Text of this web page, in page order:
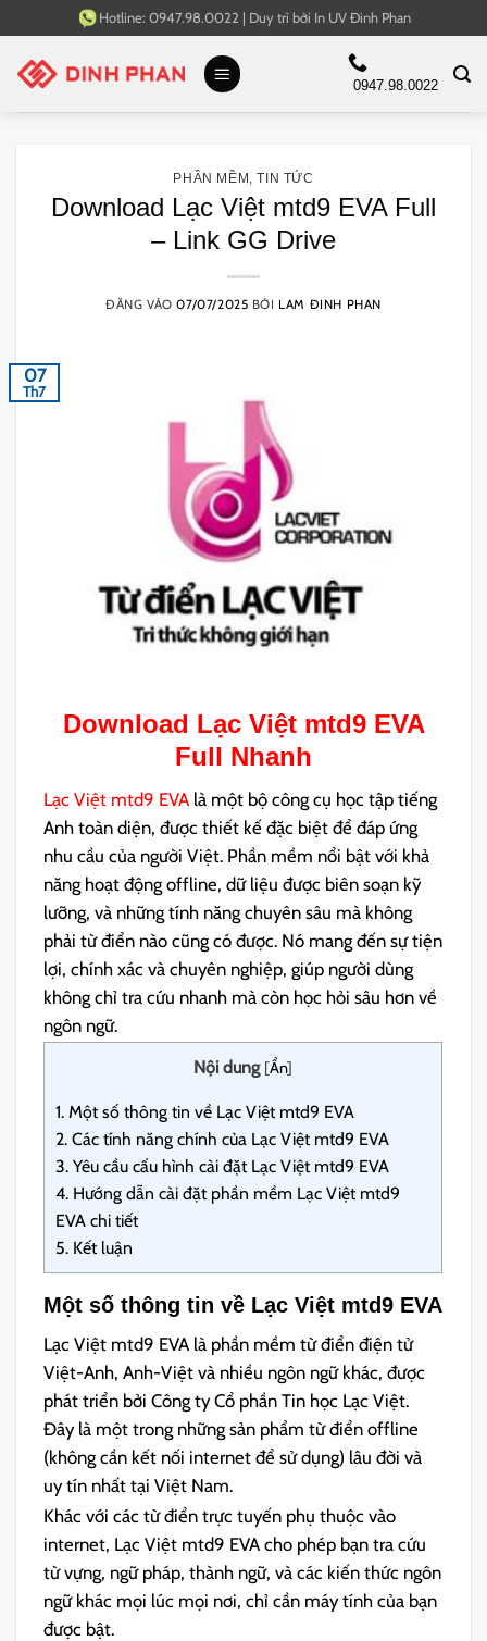
qua
nội
Hotline: 0947.98.0022 | Duy trì bởi In UV Đinh Phan
0947.98.0022
PHẦN MỀM ,TIN TỨC
Download Lạc Việt mtd9 EVA Full
– Link GG Drive
ĐĂNG VÀO07/07/2025 BỞI LAM ĐINH PHAN
07
Th7
Download Lạc Việt mtd9 EVA
Full Nhanh
Lạc Việt mtd9 EVA là một bộ công cụ học tập tiếng
Anh toàn diện, được thiết kế đặc biệt để đáp ứng
nhu cầu của người Việt. Phần mềm nổi bật với khả
năng hoạt động offline, dữ liệu được biên soạn kỹ
lưỡng, và những tính năng chuyên sâu mà không
phải từ điển nào cũng có được. Nó mang đến sự tiện
lợi, chính xác và chuyên nghiệp, giúp người dùng
không chỉ tra cứu nhanh mà còn học hỏi sâu hơn về
ngôn ngữ.
Nội dung [Ẩn]
1. Một số thông tin về Lạc Việt mtd9 EVA
2. Các tính năng chính của Lạc Việt mtd9 EVA
3. Yêu cầu cấu hình cài đặt Lạc Việt mtd9 EVA
4. Hướng dẫn cài đặt phần mềm Lạc Việt mtd9
EVA chi tiết
5. Kết luận
Một số thông tin về Lạc Việt mtd9 EVA
Lạc Việt mtd9 EVA là phần mềm từ điển điện tử
Việt-Anh, Anh-Việt và nhiều ngôn ngữ khác, được
phát triển bởi Công ty Cổ phần Tin học Lạc Việt.
Đây là một trong những sản phẩm từ điển offline
(không cần kết nối internet để sử dụng) lâu đời và
uy tín nhất tại Việt Nam.
Khác với các từ điển trực tuyến phụ thuộc vào
internet, Lạc Việt mtd9 EVA cho phép bạn tra cứu
từ vựng, ngữ pháp, thành ngữ, và các kiến thức ngôn
ngữ khác mọi lúc mọi nơi, chỉ cần máy tính của bạn
được bật.